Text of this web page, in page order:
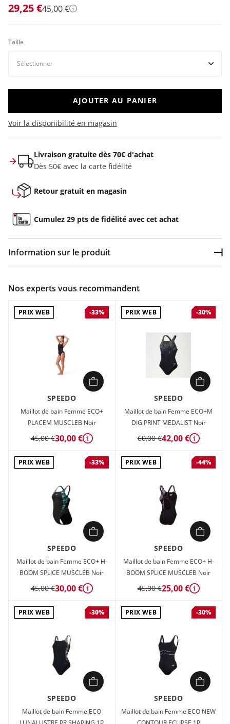
29,25 €45,00 € Détails
Taille
AJOUTER AU PANIER
Voir la disponibilité en magasin
Livraison gratuite dès 70€ d'achat
Dès 50€ avec la carte fidélité
Retour gratuit en magasin
Cumulez 29 pts de fidélité avec cet achat
Information sur le produit
47% PBT
en vente à prix attractif chez Sport 2000
Nos experts vous recommandent
PRIX WEB -33%
SPEEDO
Maillot de bain Femme ECO+
PLACEM MUSCLEB Noir
45,00 €30,00 € Détails
PRIX WEB -30%
SPEEDO
Maillot de bain Femme ECO+M
DIG PRINT MEDALIST Noir
60,00 €42,00 € Détails
PRIX WEB -33%
SPEEDO
Maillot de bain Femme ECO+ H-
BOOM SPLICE MUSCLEB Noir
45,00 €30,00 € Détails
PRIX WEB -44%
SPEEDO
Maillot de bain Femme ECO+ H-
BOOM SPLICE MUSCLEB Noir
45,00 €25,00 € Détails
PRIX WEB -30%
SPEEDO
Maillot de bain Femme ECO
PRIX WEB -30%
SPEEDO
Maillot de bain Femme ECO NEW